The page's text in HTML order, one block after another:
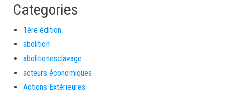
Categories
1ère édition
abolition
abolitionesclavage
acteurs économiques
Actions Extérieures